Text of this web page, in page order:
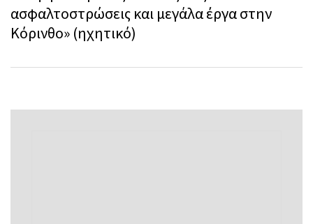
ασφαλτοστρώσεις και μεγάλα έργα στην
Κόρινθο» (ηχητικό)